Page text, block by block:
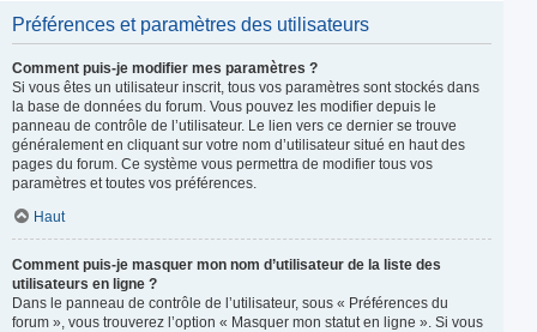
Préférences et paramètres des utilisateurs
Comment puis-je modifier mes paramètres ?
Si vous êtes un utilisateur inscrit, tous vos paramètres sont stockés dans
la base de données du forum. Vous pouvez les modifier depuis le
panneau de contrôle de l’utilisateur. Le lien vers ce dernier se trouve
généralement en cliquant sur votre nom d’utilisateur situé en haut des
pages du forum. Ce système vous permettra de modifier tous vos
paramètres et toutes vos préférences.
Haut
Comment puis-je masquer mon nom d’utilisateur de la liste des
utilisateurs en ligne ?
Dans le panneau de contrôle de l’utilisateur, sous « Préférences du
forum », vous trouverez l’option « Masquer mon statut en ligne ». Si vous